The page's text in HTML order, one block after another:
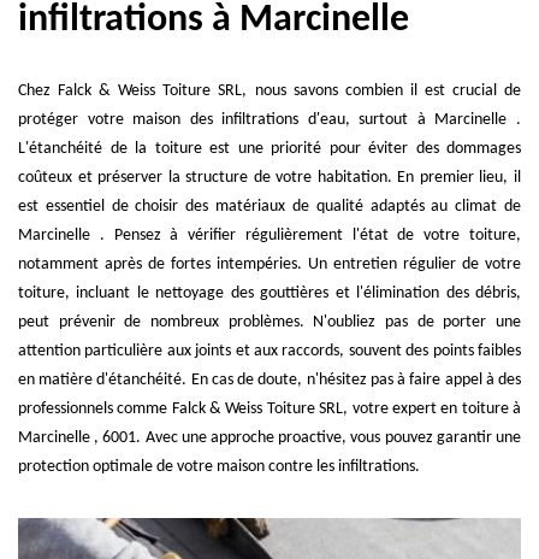
infiltrations à Marcinelle
Chez Falck & Weiss Toiture SRL, nous savons combien il est crucial de
protéger votre maison des infiltrations d'eau, surtout à Marcinelle .
L'étanchéité de la toiture est une priorité pour éviter des dommages
coûteux et préserver la structure de votre habitation. En premier lieu, il
est essentiel de choisir des matériaux de qualité adaptés au climat de
Marcinelle . Pensez à vérifier régulièrement l'état de votre toiture,
notamment après de fortes intempéries. Un entretien régulier de votre
toiture, incluant le nettoyage des gouttières et l'élimination des débris,
peut prévenir de nombreux problèmes. N'oubliez pas de porter une
attention particulière aux joints et aux raccords, souvent des points faibles
en matière d'étanchéité. En cas de doute, n'hésitez pas à faire appel à des
professionnels comme Falck & Weiss Toiture SRL, votre expert en toiture à
Marcinelle , 6001. Avec une approche proactive, vous pouvez garantir une
protection optimale de votre maison contre les infiltrations.